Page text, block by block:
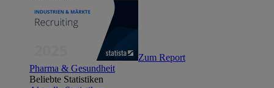
Zum Report
Pharma & Gesundheit
Beliebte Statistiken